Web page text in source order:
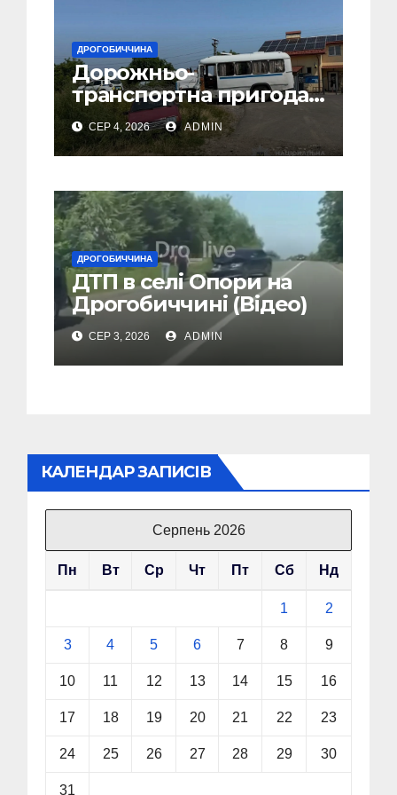
ДРОГОБИЧЧИНА
Дорожньо-
транспортна пригода
у селі Попелі на
Дрогобиччині
СЕР 4, 2026 ADMIN
ДРОГОБИЧЧИНА
ДТП в селі Опори на
Дрогобиччині (Відео)
СЕР 3, 2026 ADMIN
КАЛЕНДАР ЗАПИСІВ
Серпень 2026
Пн Вт Ср Чт Пт Сб Нд
1 2
3 4 5 6 7 8 9
10 11 12 13 14 15 16
17 18 19 20 21 22 23
24 25 26 27 28 29 30
31